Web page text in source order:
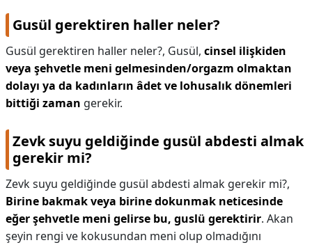
Gusül gerektiren haller neler?
Gusül gerektiren haller neler?, Gusül, cinsel ilişkiden
veya şehvetle meni gelmesinden/orgazm olmaktan
dolayı ya da kadınların âdet ve lohusalık dönemleri
bittiği zaman gerekir.
Zevk suyu geldiğinde gusül abdesti almak
gerekir mi?
Zevk suyu geldiğinde gusül abdesti almak gerekir mi?,
Birine bakmak veya birine dokunmak neticesinde
eğer şehvetle meni gelirse bu, guslü gerektirir. Akan
şeyin rengi ve kokusundan meni olup olmadığını